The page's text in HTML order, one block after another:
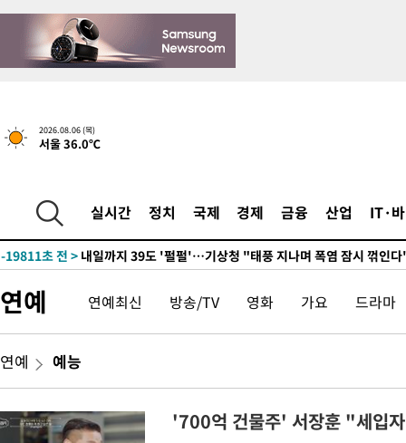
2026.08.06 (목)
서울 36.0℃
실시간 정치 국제 경제 금융 산업 IT·
-30165초 전 >
"여기 떨어졌다"…다누리, 스페이스X 로켓 달 충돌 흔적 포착
-27210초 전 >
-19811초 전 > 내일까지 39도 '펄펄'…기상청 "태풍 지나며 폭염 잠시 꺾인
-19426초 전 >
"美간섭에 합의 지연"…트럼프, '이란 호르무즈 통제권' 수용
-15946초 전 >[속보]산업장관 "李정부, 원전 반대 안해…안정 전력 위해 불
-14643초 전 >[속보]경찰, '홍명보 선임 논란' 대한축구협회·축구회관 등 압
-13823초 전 >[속보]코스피 매도사이드카 발동…4%대 급락
-13095초 전 >[속보]전남광주 초대 시민추천 부시장에 백승주·윤난실
연예 연예최신 방송/TV 영화 가요 드라마
연예 예능
'700억 건물주' 서장훈 "세입